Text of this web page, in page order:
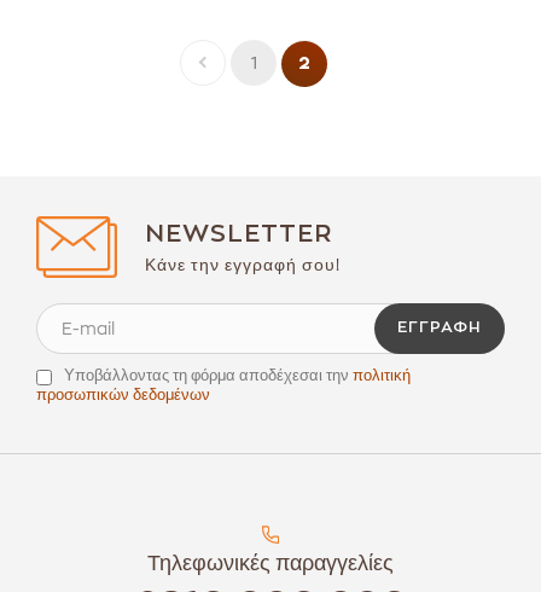
1 2
NEWSLETTER
Κάνε την εγγραφή σου!
ΕΓΓΡΑΦΉ
Υποβάλλοντας τη φόρμα αποδέχεσαι την πολιτική
προσωπικών δεδομένων
Τηλεφωνικές παραγγελίες